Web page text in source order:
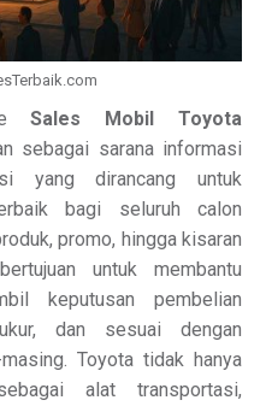
Sales Mobil Toyota
sebagai sarana informasi
yang dirancang untuk
bagi seluruh calon
promo, hingga kisaran
untuk membantu
keputusan pembelian
dan sesuai dengan
Toyota tidak hanya
alat transportasi,